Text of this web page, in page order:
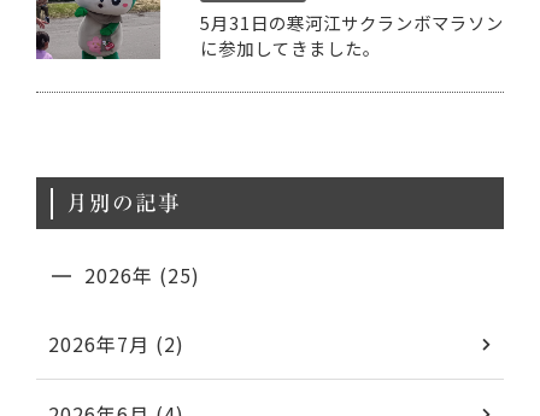
5月31日の寒河江サクランボマラソン
に参加してきました。
月別の記事
2026年 (25)
2026年7月 (2)